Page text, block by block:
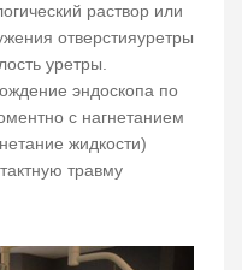
раствор или
отверстияуретры
уретры.
эндоскопа по
с нагнетанием
жидкости)
травму